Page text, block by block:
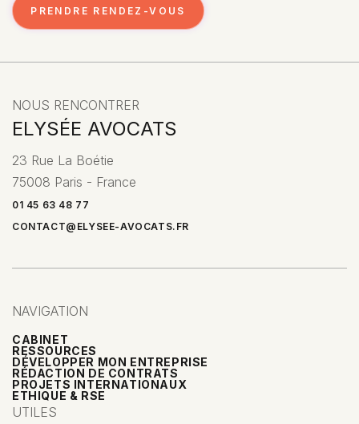
PRENDRE RENDEZ-VOUS
NOUS RENCONTRER
ELYSÉE AVOCATS
23 Rue La Boétie
75008 Paris - France
01 45 63 48 77
CONTACT@ELYSEE-AVOCATS.FR
NAVIGATION
CABINET
RESSOURCES
DÉVELOPPER MON ENTREPRISE
RÉDACTION DE CONTRATS
PROJETS INTERNATIONAUX
ETHIQUE & RSE
UTILES